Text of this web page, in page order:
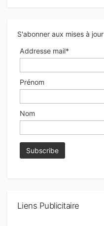
S'abonner aux mises à jour
Addresse mail*
Prénom
Nom
Liens Publicitaire